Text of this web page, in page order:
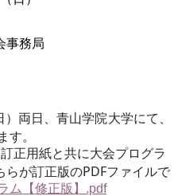
事務局
）両日、青山学院大学にて、
す。
正用紙と共に大会プログラ
らが訂正版のPDFファイルで
ム【修正版】.pdf